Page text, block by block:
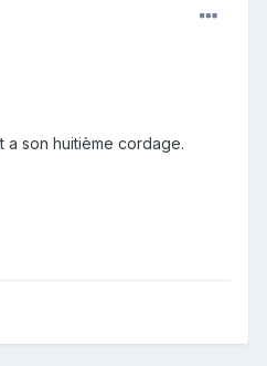
son huitième cordage.